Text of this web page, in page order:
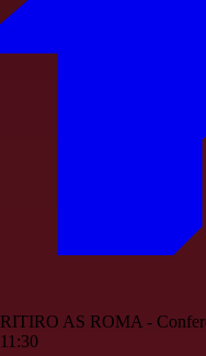
RITIRO AS ROMA -
11:30